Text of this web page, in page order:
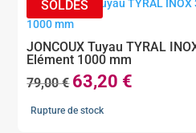
JONCOUX Tuyau TYRAL
Elément 1000 mm
79,00€ Le
prix
63,20 €
Rupture de stock